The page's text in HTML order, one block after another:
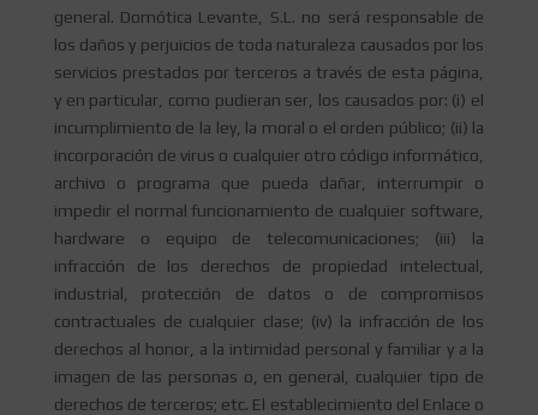
general. Domótica Levante, S.L. no será responsable de
los daños y perjuicios de toda naturaleza causados por los
servicios prestados por terceros a través de esta página,
y en particular, como pudieran ser, los causados por: (i) el
incumplimiento de la ley, la moral o el orden público; (ii) la
incorporación de virus o cualquier otro código informático,
archivo o programa que pueda dañar, interrumpir o
impedir el normal funcionamiento de cualquier software,
hardware o equipo de telecomunicaciones; (iii) la
infracción de los derechos de propiedad intelectual,
industrial, protección de datos o de compromisos
contractuales de cualquier clase; (iv) la infracción de los
derechos al honor, a la intimidad personal y familiar y a la
imagen de las personas o, en general, cualquier tipo de
derechos de terceros; etc. El establecimiento del Enlace o